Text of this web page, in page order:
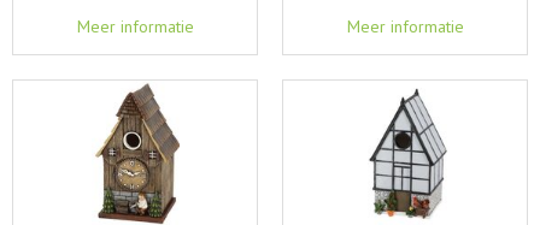
Meer informatie Meer informatie